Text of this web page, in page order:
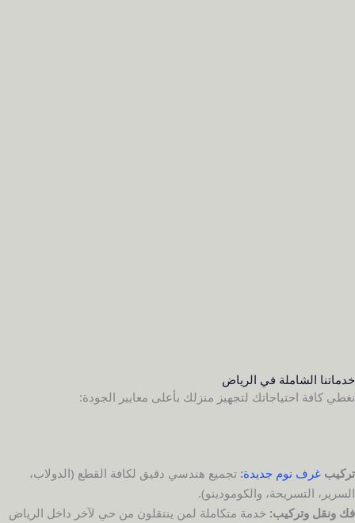
خدماتنا الشاملة في الرياض
نغطي كافة احتياجاتك لتجهيز منزلك بأعلى معايير الجودة:
تركيب غرف نوم جديدة: تجميع هندسي دقيق لكافة القطع (الدولاب،
السرير، التسريحة، والكومودينو).
فك ونقل وتركيب: خدمة متكاملة لمن ينتقلون من حي لآخر داخل الرياض